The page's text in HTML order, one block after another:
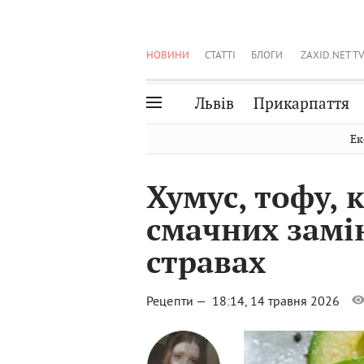
НОВИНИ СТАТТІ БЛОГИ ZAXID.NET TV
Львів Прикарпаття
Волинь
Чернівці
Хумус, тофу,
смачних
стравах
Рецепти — 18:14, 14 травня 2026